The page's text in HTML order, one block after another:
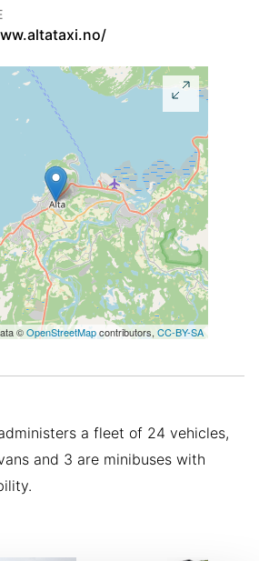
©OpenStreetMapcontributors,CC-BY-SA
a fleet of 24 vehicles,
and 3 are minibuses with